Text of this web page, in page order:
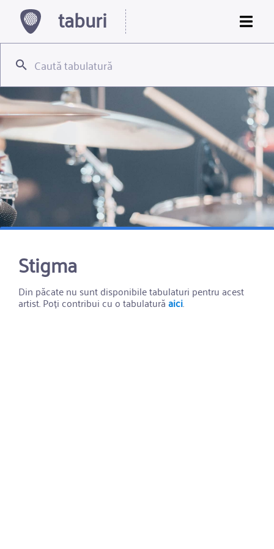
taburi
Stigma
Din păcate nu sunt disponibile tabulaturi pentru acest
artist. Poți contribui cu o tabulaturăaici.